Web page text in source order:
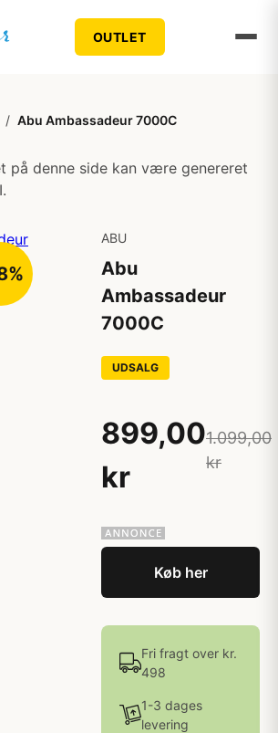
OUTLET
/ Abu Ambassadeur 7000C
på denne side kan være genereret
ABU
Abu
Ambassadeur
7000C
UDSALG
899,00
kr
1.099,00
kr
Køb her
Fri fragt over kr.
498
1-3 dages
levering